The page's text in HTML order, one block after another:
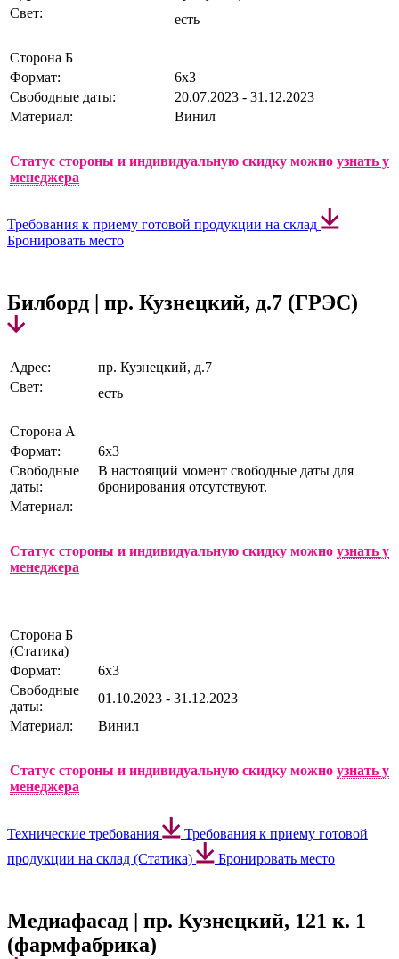
Свет:
есть
Сторона Б
Формат:
6х3
Свободные даты:
20.07.2023 - 31.12.2023
Материал:
Винил
Статус стороны и индивидуальную скидку можно узнать у
менеджера
Требования к приему готовой продукции на склад
Бронировать место
Билборд | пр. Кузнецкий, д.7 (ГРЭС)
Адрес:
пр. Кузнецкий, д.7
Свет:
есть
Сторона А
Формат:
6х3
Свободные
даты:
В настоящий момент свободные даты для
бронирования отсутствуют.
Материал:
Статус стороны и индивидуальную скидку можно узнать у
менеджера
Сторона Б
(Статика)
Формат:
6х3
Свободные
даты:
01.10.2023 - 31.12.2023
Материал:
Винил
Статус стороны и индивидуальную скидку можно узнать у
менеджера
Технические требования
Требования к приему готовой
продукции на склад (Статика)
Бронировать место
Медиафасад | пр. Кузнецкий, 121 к. 1
(фармфабрика)